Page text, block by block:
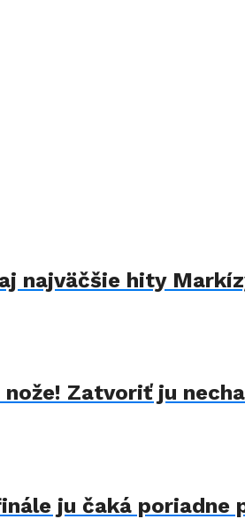
najväčšie hity
Zatvoriť ju
ju čaká poriadne